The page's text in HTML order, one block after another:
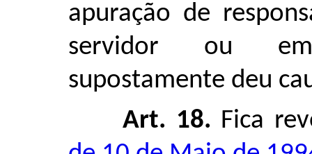
apuração de
servidor ou
supostamente deu
Art. 18. Fica